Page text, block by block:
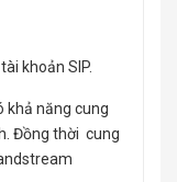
khoản SIP.
khả năng cung
Đồng thời cung